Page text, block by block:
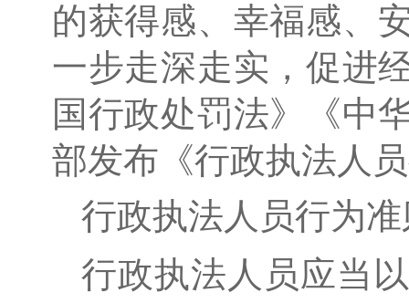
的获得感、幸福感、
一步走深走实，促进
国行政处罚法》《中
部发布《行政执法人
行政执法人员行为
行政执法人员应当